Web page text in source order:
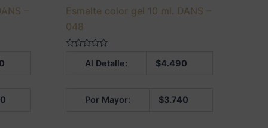
–
Esmalte color gel 10 ml. DANS –
048
Al Detalle: $4.490
Por Mayor: $3.740